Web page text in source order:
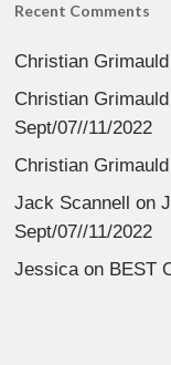
Recent Comments
Christian Grimauld
Christian Grimauld
Sept/07//11/2022
Christian Grimauld
Jack Scannell on
Sept/07//11/2022
Jessicaon BEST